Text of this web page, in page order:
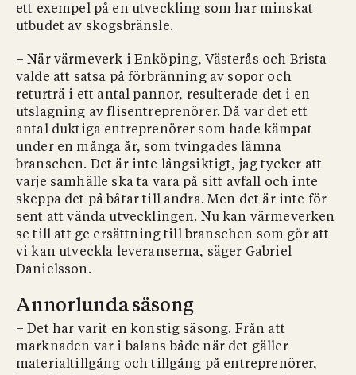
ett exempel på en utveckling som har minskat
utbudet av skogsbränsle.
– När värmeverk i Enköping, Västerås och Brista
valde att satsa på förbränning av sopor och
returträ i ett antal pannor, resulterade det i en
utslagning av flisentreprenörer. Då var det ett
antal duktiga entreprenörer som hade kämpat
under en många år, som tvingades lämna
branschen. Det är inte långsiktigt, jag tycker att
varje samhälle ska ta vara på sitt avfall och inte
skeppa det på båtar till andra. Men det är inte för
sent att vända utvecklingen. Nu kan värmeverken
se till att ge ersättning till branschen som gör att
vi kan utveckla leveranserna, säger Gabriel
Danielsson.
Annorlunda säsong
– Det har varit en konstig säsong. Från att
marknaden var i balans både när det gäller
materialtillgång och tillgång på entreprenörer,